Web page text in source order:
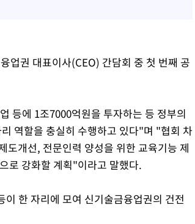
업권 대표이사(CEO) 간담회 중 첫 번째 공
등에 1조7000억원을 투자하는 등 정부의
역할을 충실히 수행하고 있다"며 "협회 차
도개선, 전문인력 양성을 위한 교육기능 제
로 강화할 계획"이라고 말했다.
한 자리에 모여 신기술금융업권의 건전